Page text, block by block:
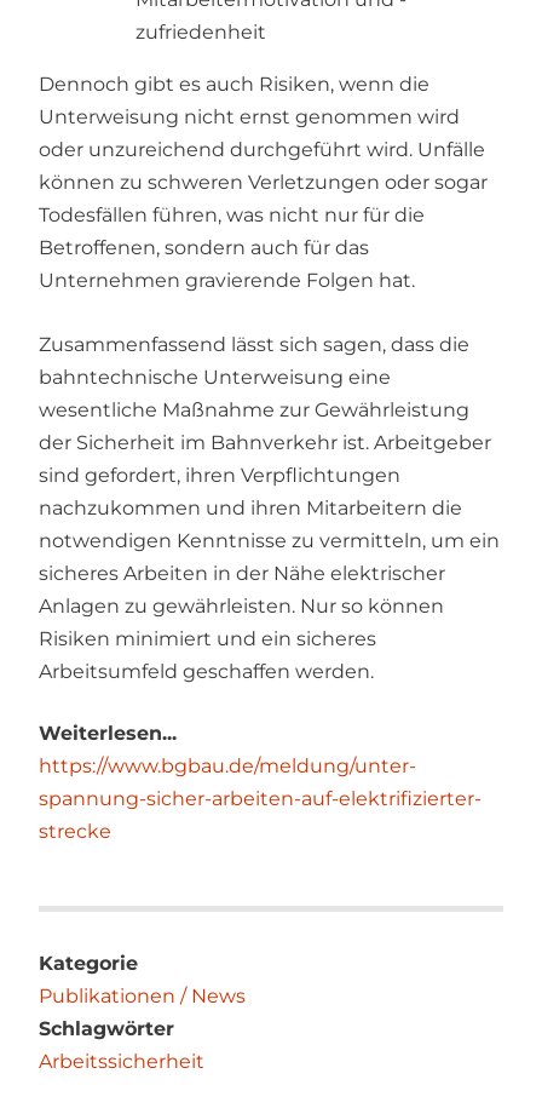
zufriedenheit
Dennoch gibt es auch Risiken, wenn die
Unterweisung nicht ernst genommen wird
oder unzureichend durchgeführt wird. Unfälle
können zu schweren Verletzungen oder sogar
Todesfällen führen, was nicht nur für die
Betroffenen, sondern auch für das
Unternehmen gravierende Folgen hat.
Zusammenfassend lässt sich sagen, dass die
bahntechnische Unterweisung eine
wesentliche Maßnahme zur Gewährleistung
der Sicherheit im Bahnverkehr ist. Arbeitgeber
sind gefordert, ihren Verpflichtungen
nachzukommen und ihren Mitarbeitern die
notwendigen Kenntnisse zu vermitteln, um ein
sicheres Arbeiten in der Nähe elektrischer
Anlagen zu gewährleisten. Nur so können
Risiken minimiert und ein sicheres
Arbeitsumfeld geschaffen werden.
Weiterlesen...
https://www.bgbau.de/meldung/unter-
spannung-sicher-arbeiten-auf-elektrifizierter-
strecke
Kategorie
Publikationen / News
Schlagwörter
Arbeitssicherheit